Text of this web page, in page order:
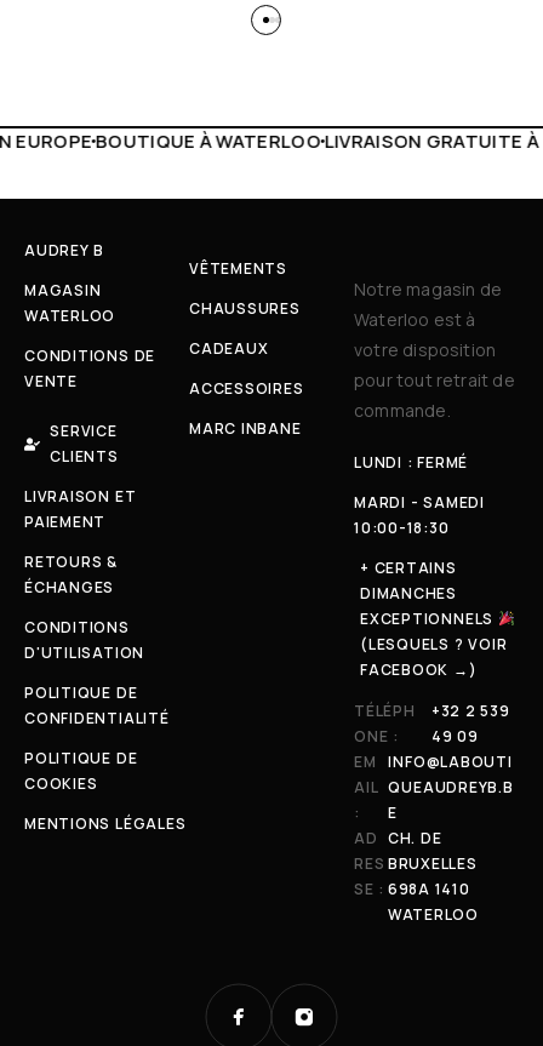
LIVRAISON GRATUITE À PARTIR DE 150€LIVE
AUDREY B
MAGASIN
WATERLOO
CONDITIONS DE
VENTE
SERVICE
CLIENTS
LIVRAISON ET
PAIEMENT
RETOURS &
ÉCHANGES
CONDITIONS
D'UTILISATION
POLITIQUE DE
CONFIDENTIALITÉ
POLITIQUE DE
COOKIES
MENTIONS LÉGALES
VÊTEMENTS
CHAUSSURES
CADEAUX
ACCESSOIRES
MARC INBANE
Notre magasin de
Waterloo est à
votre disposition
pour tout retrait de
commande.
LUNDI : FERMÉ
MARDI - SAMEDI
10:00-18:30
+ CERTAINS
DIMANCHES
EXCEPTIONNELS
(LESQUELS ? VOIR
FACEBOOK →)
TÉLÉPH
ONE :
+32 2 539
49 09
EM
AIL
:
INFO@LABOUTI
QUEAUDREYB.B
E
AD
RES
SE :
CH. DE
BRUXELLES
698A 1410
WATERLOO